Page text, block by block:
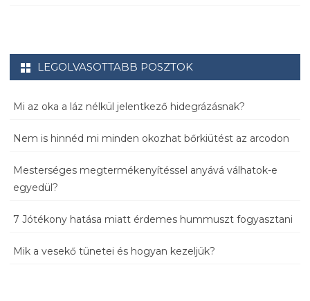
LEGOLVASOTTABB POSZTOK
Mi az oka a láz nélkül jelentkező hidegrázásnak?
Nem is hinnéd mi minden okozhat bőrkiütést az arcodon
Mesterséges megtermékenyítéssel anyává válhatok-e
egyedül?
7 Jótékony hatása miatt érdemes hummuszt fogyasztani
Mik a vesekő tünetei és hogyan kezeljük?